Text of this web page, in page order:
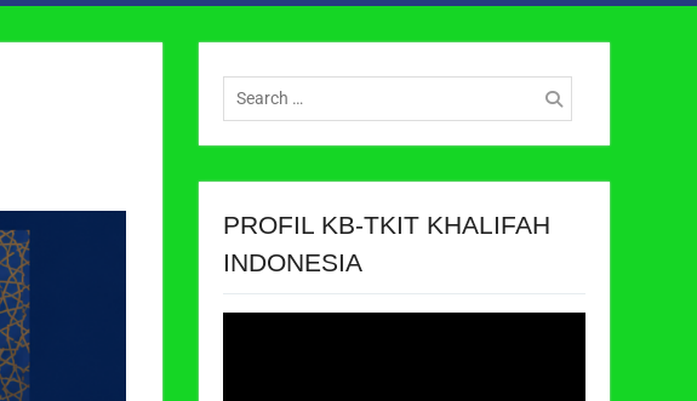
Search
for:
PROFIL KB-TKIT KHALIFAH
INDONESIA